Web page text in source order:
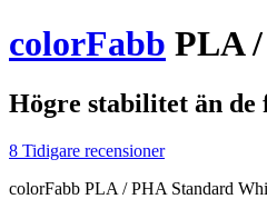
colorFabb PLA
Högre stabilitet än
8 Tidigare recensioner
colorFabb PLA / PHA Standard